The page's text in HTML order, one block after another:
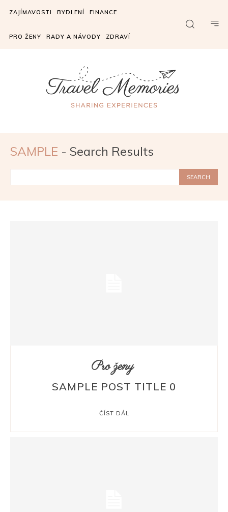
ZAJÍMAVOSTI BYDLENÍ FINANCE
PRO ŽENY RADY A NÁVODY ZDRAVÍ
SAMPLE - Search Results
SEARCH
Pro ženy
SAMPLE POST TITLE 0
ČÍST DÁL